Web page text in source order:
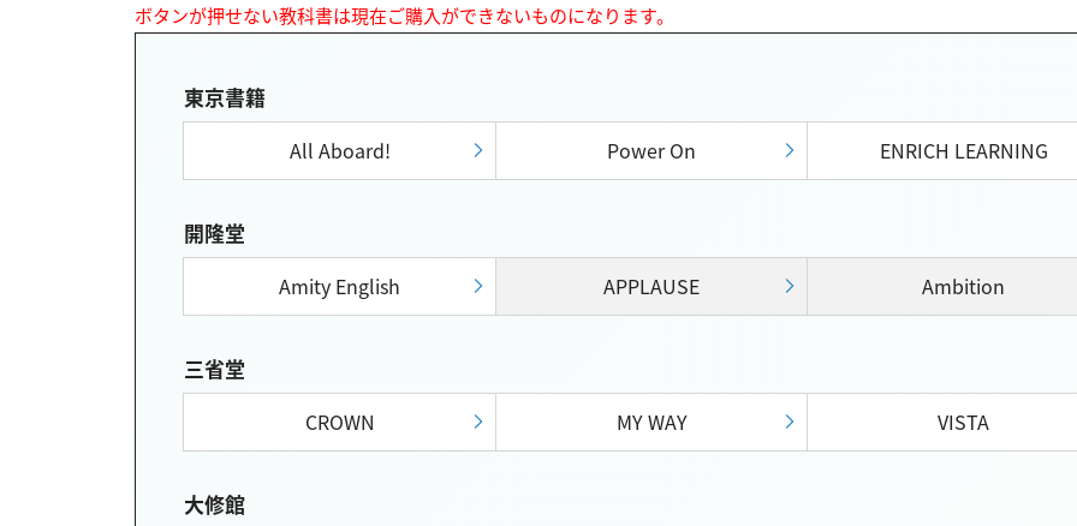
ボタンが押せない教科書は現在ご購入ができないものになります。
東京書籍
All Aboard! Power On ENRICH LEARNING
開隆堂
Amity English APPLAUSE Ambition
三省堂
CROWN MY WAY VISTA
大修館